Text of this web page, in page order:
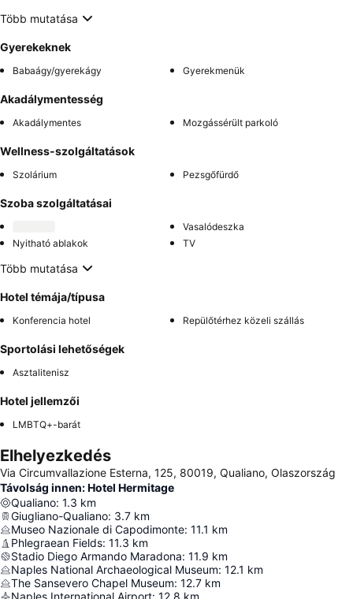
Több mutatása
Gyerekeknek
Babaágy/gyerekágy Gyerekmenük
Akadálymentesség
Akadálymentes Mozgássérült parkoló
Wellness-szolgáltatások
Szolárium Pezsgőfürdő
Szoba szolgáltatásai
Vasalódeszka
Nyitható ablakok
TV
Több mutatása
Hotel témája/típusa
Konferencia hotel Repülőtérhez közeli szállás
Sportolási lehetőségek
Asztalitenisz
Hotel jellemzői
LMBTQ+-barát
Elhelyezkedés
Via Circumvallazione Esterna, 125, 80019, Qualiano, Olaszország
Távolság innen: Hotel Hermitage
Qualiano: 1.3 km
Giugliano-Qualiano: 3.7 km
Museo Nazionale di Capodimonte: 11.1 km
Phlegraean Fields: 11.3 km
Stadio Diego Armando Maradona: 11.9 km
Naples National Archaeological Museum: 12.1 km
The Sansevero Chapel Museum: 12.7 km
Naples International Airport: 12.8 km